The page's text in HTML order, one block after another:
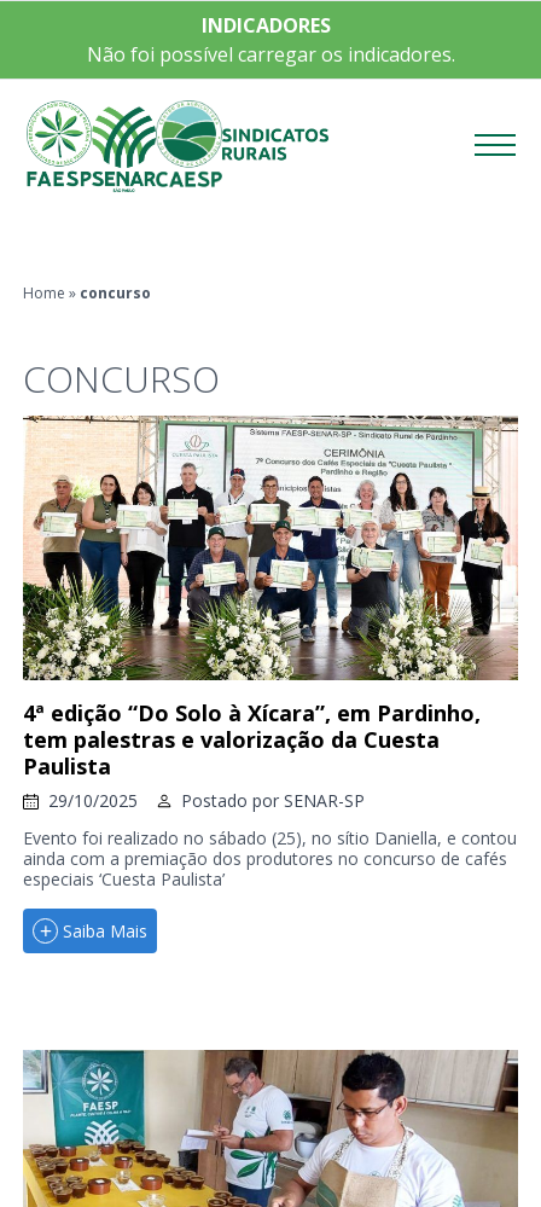
INDICADORES
Não foi possível carregar os indicadores.
Home » concurso
CONCURSO
4ª edição “Do Solo à Xícara”, em Pardinho,
tem palestras e valorização da Cuesta
Paulista
29/10/2025 Postado por SENAR-SP
Evento foi realizado no sábado (25), no sítio Daniella, e contou
ainda com a premiação dos produtores no concurso de cafés
especiais ‘Cuesta Paulista’
Saiba Mais